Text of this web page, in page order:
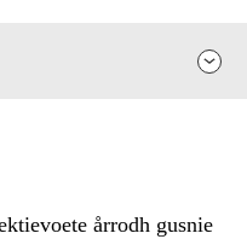
årrodh gusnie